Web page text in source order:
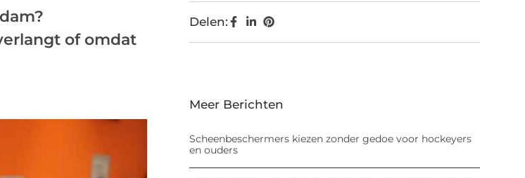
of omdat
Delen:
Meer Berichten
Scheenbeschermers kiezen zonder gedoe voor hockeyers
en ouders